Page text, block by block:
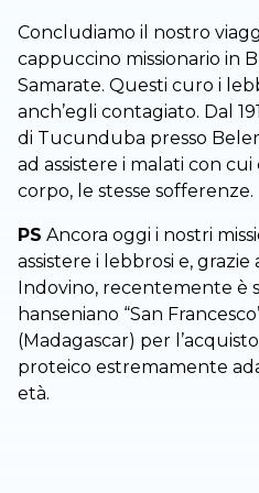
Concludiamo il nostro
cappuccino missionario in
Samarate. Questi curo i
anch’egli contagiato. Dal
di Tucunduba presso
ad assistere i malati con
corpo, le stesse sofferenze.
PS Ancora oggi i nostri
assistere i lebbrosi e,
Indovino, recentemente è
hanseniano “San
(Madagascar) per
proteico estremamente
età.